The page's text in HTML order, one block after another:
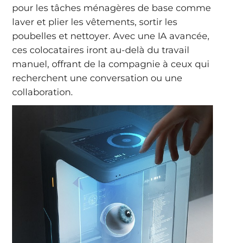
pour les tâches ménagères de base comme
laver et plier les vêtements, sortir les
poubelles et nettoyer. Avec une IA avancée,
ces colocataires iront au-delà du travail
manuel, offrant de la compagnie à ceux qui
recherchent une conversation ou une
collaboration.